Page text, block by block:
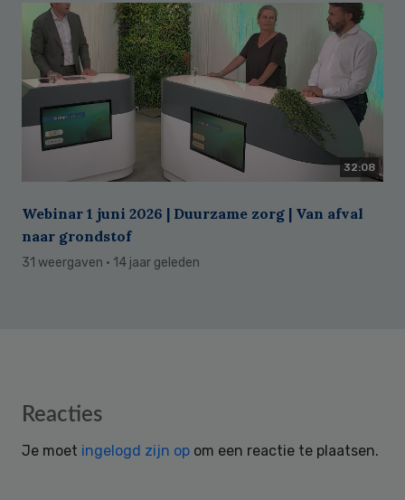
32:08
Webinar 1 juni 2026 | Duurzame zorg | Van afval
naar grondstof
31 weergaven · 14 jaar geleden
Reader
Reacties
Je moet ingelogd zijn op om een reactie te plaatsen.